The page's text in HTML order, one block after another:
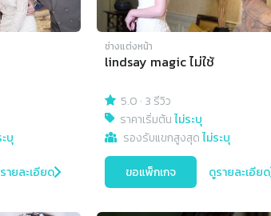
บุ
ายละเอียด
ช่างแต่งหน้า
lindsay magic ไม่ใช้
5.0 · 3 รีวิว
ราคาเริ่มต้นไม่ระบุ
รองรับแขกสูงสุดไม่ระบุ
ขอแพ็กเกจ ดูรายละเอียด